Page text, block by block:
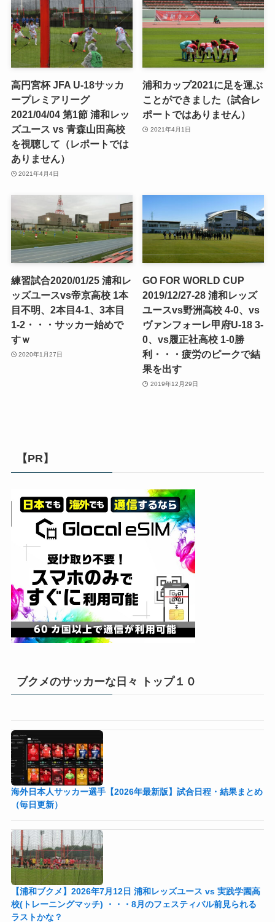
高円宮杯 JFA U-18サッカ
ープレミアリーグ
2021/04/04 第1節 浦和レッ
ズユース vs 青森山田高校
を視聴して（レポートでは
ありません）
2021年4月4日
浦和カップ2021に足を運ぶ
ことができました（試合レ
ポートではありません）
2021年4月1日
練習試合2020/01/25 浦和レ
ッズユースvs帝京高校 1本
目不明、2本目4-1、3本目
1-2・・・サッカー始めで
すｗ
2020年1月27日
GO FOR WORLD CUP
2019/12/27-28 浦和レッズ
ユースvs野洲高校 4-0、vs
ヴァンフォーレ甲府U-18 3-
0、vs履正社高校 1-0勝
利・・・疲労のピークで結
果を出す
2019年12月29日
【PR】
ブクメのサッカーな日々 トップ１０
海外日本人サッカー選手【2026年最新版】試合日程・結果まとめ
（毎日更新）
【浦和ブクメ】2026年7月12日 浦和レッズユース vs 実践学園高
校(トレーニングマッチ) ・・・8月のフェスティバル前見られる
ラストかな？